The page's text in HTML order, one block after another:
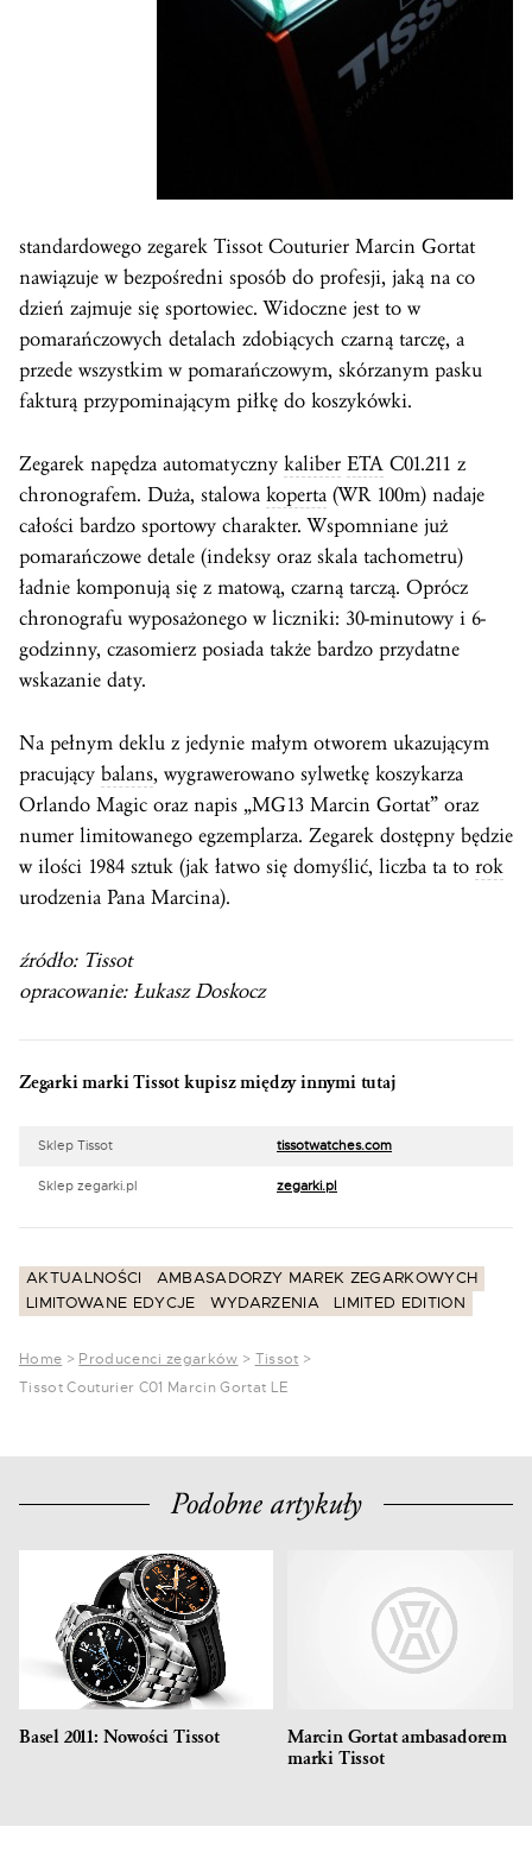
standardowego zegarek Tissot Couturier Marcin Gortat
nawiązuje w bezpośredni sposób do profesji, jaką na co
dzień zajmuje się sportowiec. Widoczne jest to w
pomarańczowych detalach zdobiących czarną tarczę, a
przede wszystkim w pomarańczowym, skórzanym pasku
fakturą przypominającym piłkę do koszykówki.
Zegarek napędza automatyczny kaliber ETA C01.211 z
chronografem. Duża, stalowa koperta (WR 100m) nadaje
całości bardzo sportowy charakter. Wspomniane już
pomarańczowe detale (indeksy oraz skala tachometru)
ładnie komponują się z matową, czarną tarczą. Oprócz
chronografu wyposażonego w liczniki: 30-minutowy i 6-
godzinny, czasomierz posiada także bardzo przydatne
wskazanie daty.
Na pełnym deklu z jedynie małym otworem ukazującym
pracujący balans, wygrawerowano sylwetkę koszykarza
Orlando Magic oraz napis „MG13 Marcin Gortat” oraz
numer limitowanego egzemplarza. Zegarek dostępny będzie
w ilości 1984 sztuk (jak łatwo się domyślić, liczba ta to rok
urodzenia Pana Marcina).
źródło: Tissot
opracowanie: Łukasz Doskocz
Zegarki marki Tissot kupisz między innymi tutaj
Sklep Tissot tissotwatches.com
Sklep zegarki.pl zegarki.pl
AKTUALNOŚCI
AMBASADORZY MAREK ZEGARKOWYCH
LIMITOWANE EDYCJE
WYDARZENIA LIMITED EDITION
Home > Producenci zegarków > Tissot >
Tissot Couturier C01 Marcin Gortat LE
Podobne artykuły
Basel 2011: Nowości Tissot
Marcin Gortat ambasadorem
marki Tissot